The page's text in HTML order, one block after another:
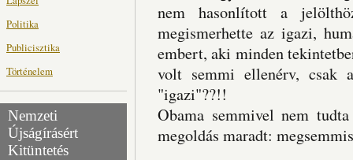
Politika
Publicisztika
Történelem
Nemzeti
Újságírásért
Kitüntetés
nem hasonlított a
megismerhette az igazi,
embert, aki minden
volt semmi ellenérv, csak
"igazi"??!!
Obama semmivel nem
megoldás maradt: